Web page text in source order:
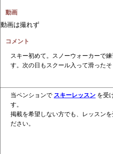
動画
動画は撮れず
コメント
スキー初めて。スノーウォーカーで
す。次の日もスクール入って滑ったそ
当ペンションで スキーレッスン を受
す。
掲載を希望しない方でも、レッスン
ださい。